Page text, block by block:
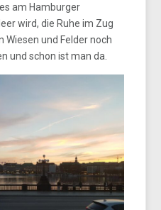
am Hamburger
wird, die Ruhe im Zug
Wiesen und Felder noch
und schon ist man da.